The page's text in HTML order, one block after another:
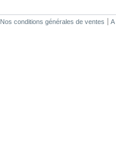
Nos conditions générales de ventes A